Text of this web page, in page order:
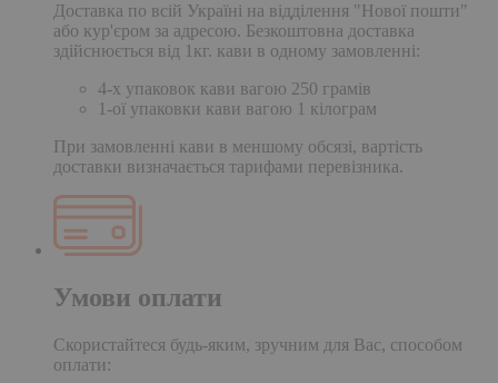
Доставка по всій Україні на відділення "Нової пошти"
або кур'єром за адресою. Безкоштовна доставка
здійснюється від 1кг. кави в одному замовленні:
4-х упаковок кави вагою 250 грамів
1-ої упаковки кави вагою 1 кілограм
При замовленні кави в меншому обсязі, вартість
доставки визначається тарифами перевізника.
Умови оплати
Скористайтеся будь-яким, зручним для Вас, способом
оплати: